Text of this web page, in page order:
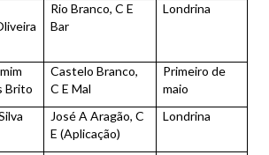
Rio Branco, C E
Bar
Londrina
Brito
Castelo Branco,
C E Mal
Primeiro de
maio
José A Aragão, C
E (Aplicação)
Londrina